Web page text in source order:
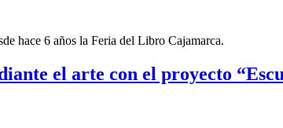
hace 6 años la Feria del Libro Cajamarca.
el arte con el proyecto